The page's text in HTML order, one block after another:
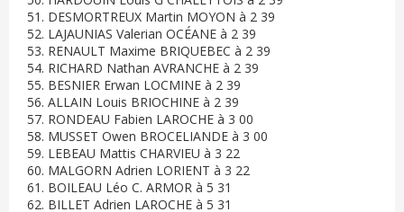
51. DESMORTREUX Martin MOYON à 2 39
52. LAJAUNIAS Valerian OCÉANE à 2 39
53. RENAULT Maxime BRIQUEBEC à 2 39
54. RICHARD Nathan AVRANCHE à 2 39
55. BESNIER Erwan LOCMINE à 2 39
56. ALLAIN Louis BRIOCHINE à 2 39
57. RONDEAU Fabien LAROCHE à 3 00
58. MUSSET Owen BROCELIANDE à 3 00
59. LEBEAU Mattis CHARVIEU à 3 22
60. MALGORN Adrien LORIENT à 3 22
61. BOILEAU Léo C. ARMOR à 5 31
62. BILLET Adrien LAROCHE à 5 31